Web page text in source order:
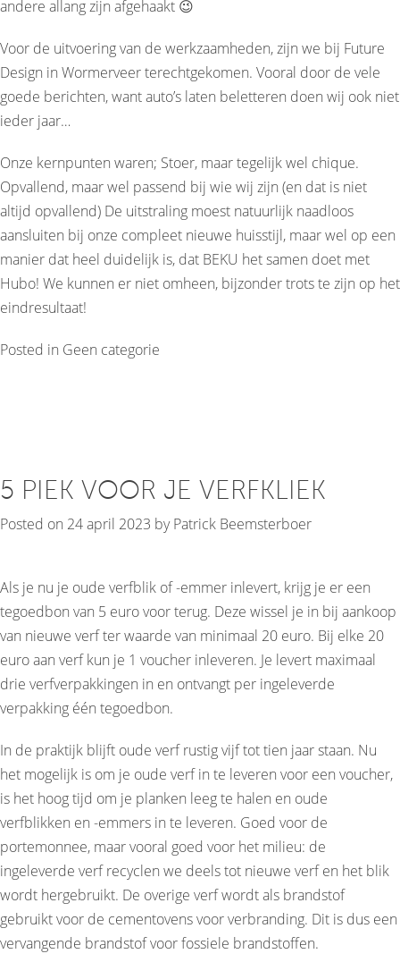
andere allang zijn afgehaakt 😉
Voor de uitvoering van de werkzaamheden, zijn we bij Future
Design in Wormerveer terechtgekomen. Vooral door de vele
goede berichten, want auto’s laten beletteren doen wij ook niet
ieder jaar…
Onze kernpunten waren; Stoer, maar tegelijk wel chique.
Opvallend, maar wel passend bij wie wij zijn (en dat is niet
altijd opvallend) De uitstraling moest natuurlijk naadloos
aansluiten bij onze compleet nieuwe huisstijl, maar wel op een
manier dat heel duidelijk is, dat BEKU het samen doet met
Hubo! We kunnen er niet omheen, bijzonder trots te zijn op het
eindresultaat!
Posted in Geen categorie
5 PIEK VOOR JE VERFKLIEK
Posted on 24 april 2023 byPatrick Beemsterboer
Als je nu je oude verfblik of -emmer inlevert, krijg je er een
tegoedbon van 5 euro voor terug. Deze wissel je in bij aankoop
van nieuwe verf ter waarde van minimaal 20 euro. Bij elke 20
euro aan verf kun je 1 voucher inleveren. Je levert maximaal
drie verfverpakkingen in en ontvangt per ingeleverde
verpakking één tegoedbon.
In de praktijk blijft oude verf rustig vijf tot tien jaar staan. Nu
het mogelijk is om je oude verf in te leveren voor een voucher,
is het hoog tijd om je planken leeg te halen en oude
verfblikken en -emmers in te leveren. Goed voor de
portemonnee, maar vooral goed voor het milieu: de
ingeleverde verf recyclen we deels tot nieuwe verf en het blik
wordt hergebruikt. De overige verf wordt als brandstof
gebruikt voor de cementovens voor verbranding. Dit is dus een
vervangende brandstof voor fossiele brandstoffen.